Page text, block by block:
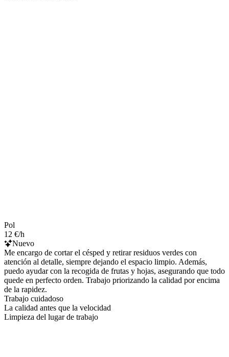
Pol
12 €/h
Nuevo
Me encargo de cortar el césped y retirar residuos verdes con
atención al detalle, siempre dejando el espacio limpio. Además,
puedo ayudar con la recogida de frutas y hojas, asegurando que todo
quede en perfecto orden. Trabajo priorizando la calidad por encima
de la rapidez.
Trabajo cuidadoso
La calidad antes que la velocidad
Limpieza del lugar de trabajo